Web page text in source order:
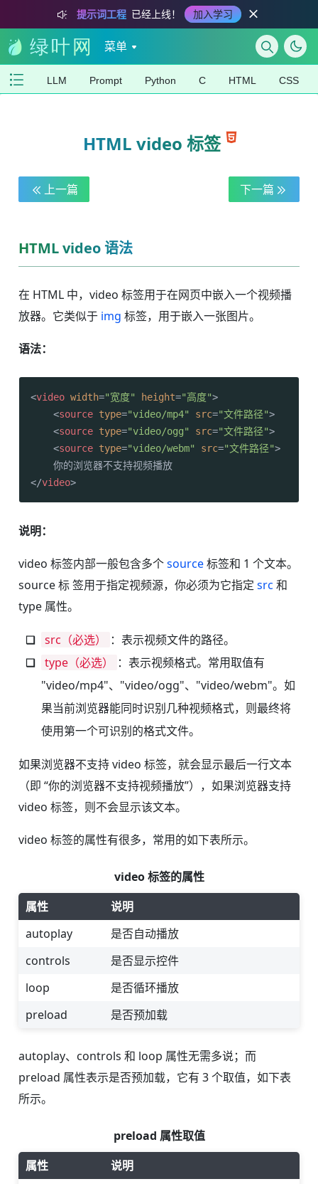
提示词工程 已经上线！ 加入学习
菜单
LLM Prompt Python C HTML CSS
HTML video 标签
上一篇 下一篇
HTML video 语法
在 HTML 中，video 标签用于在网页中嵌入一个视频播
放器。它类似于 img 标签，用于嵌入一张图片。
语法：
<video width="宽度" height="高度">
<source type="video/mp4" src="文件路径">
<source type="video/ogg" src="文件路径">
<source type="video/webm" src="文件路径">
</video>
说明：
video 标签内部一般包含多个source标签和 1 个文本。
source 标 签用于指定视频源，你必须为它指定 src 和
type 属性。
src（必选）
：表示视频文件的路径。
type（必选）
：表示视频格式。常用取值有
"video/mp4"、"video/ogg"、"video/webm"。如
果当前浏览器能同时识别几种视频格式，则最终将
使用第一个可识别的格式文件。
如果浏览器不支持 video 标签，就会显示最后一行文本
（即 “你的浏览器不支持视频播放”），如果浏览器支持
video 标签，则不会显示该文本。
video 标签的属性有很多，常用的如下表所示。
video 标签的属性
属性
说明
autoplay
是否自动播放
controls
是否显示控件
loop
是否循环播放
preload
是否预加载
autoplay、controls 和 loop 属性无需多说；而
preload 属性表示是否预加载，它有 3 个取值，如下表
所示。
preload 属性取值
属性
说明